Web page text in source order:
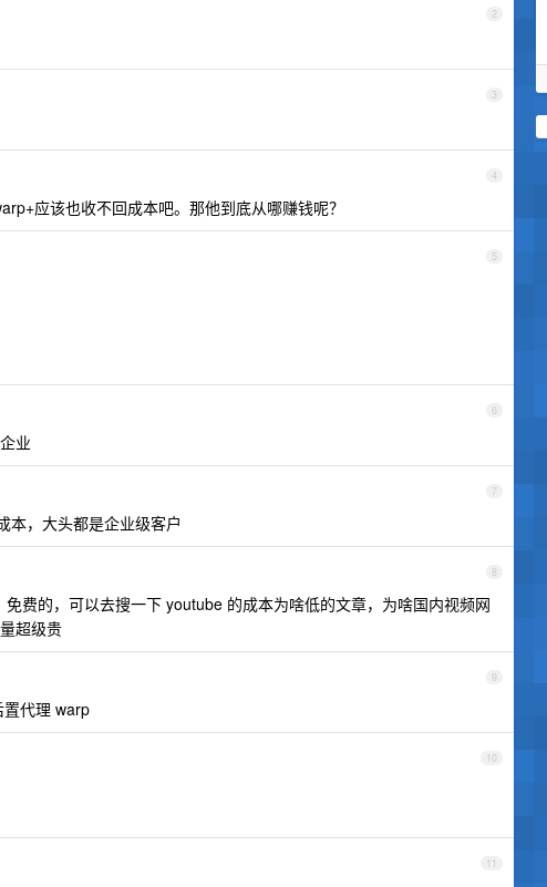
2
3
4
应该也收不回成本吧。那他到底从哪赚钱呢？
5
6
业
7
本，大头都是企业级客户
8
费的，可以去搜一下 youtube 的成本为啥低的文章，为啥国内视频网
超级贵
9
代理 warp
10
11